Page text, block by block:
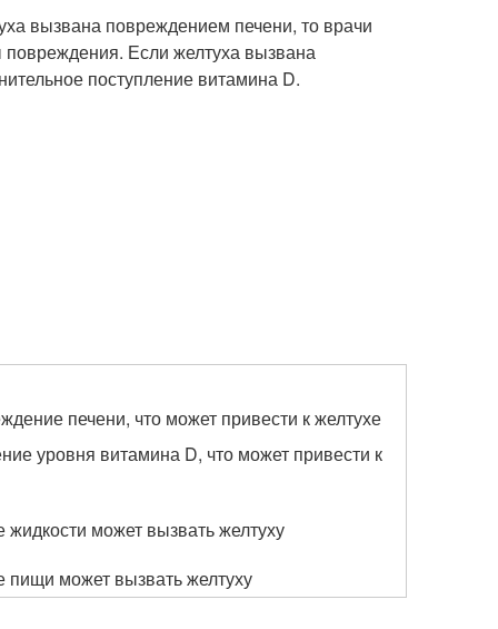
вызвана повреждением печени, то врачи
Если желтуха вызвана
поступление витамина D.
печени, что может привести к желтухе
уровня витамина D, что может привести к
жидкости может вызвать желтуху
пищи может вызвать желтуху